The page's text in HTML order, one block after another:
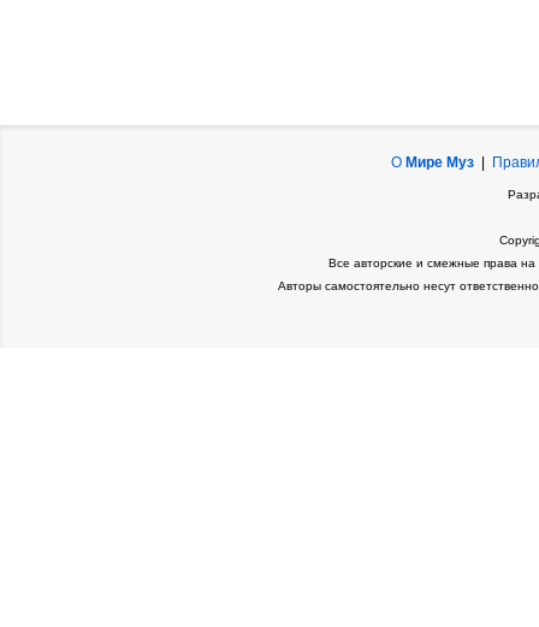
О Мире Муз|
Все авторские и смежные права
Авторы самостоятельно несут